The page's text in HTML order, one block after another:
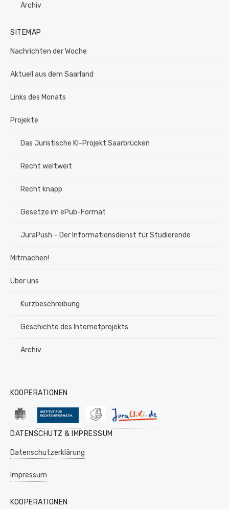
Archiv
SITEMAP
Nachrichten der Woche
Aktuell aus dem Saarland
Links des Monats
Projekte
Das Juristische KI-Projekt Saarbrücken
Recht weltweit
Recht knapp
Gesetze im ePub-Format
JuraPush – Der Informationsdienst für Studierende
Mitmachen!
Über uns
Kurzbeschreibung
Geschichte des Internetprojekts
Archiv
KOOPERATIONEN
DATENSCHUTZ & IMPRESSUM
Datenschutzerklärung
Impressum
KOOPERATIONEN